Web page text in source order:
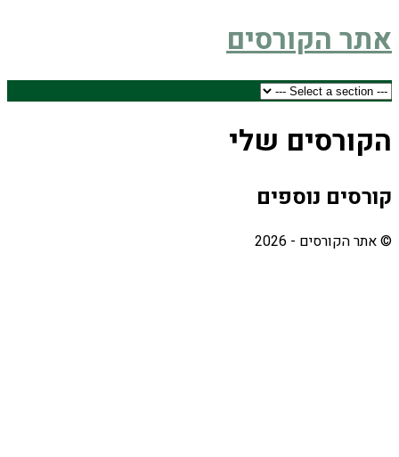
אתר הקורסים
הקורסים שלי
קורסים נוספים
© אתר הקורסים - 2026